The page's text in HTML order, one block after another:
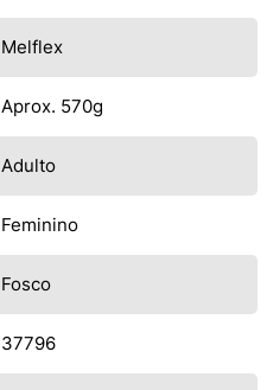
Melflex
Aprox. 570g
Adulto
Feminino
Fosco
37796